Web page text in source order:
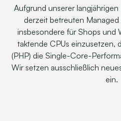
Aufgrund unserer
derzeit betreuten
insbesondere für Shops
taktende CPUs einzusetzen,
(PHP) die Single-Core-
Wir setzen ausschließlich
ein.